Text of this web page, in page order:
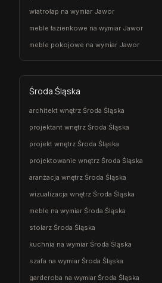
wiatrołap na wymiar Jawor
meble łazienkowe na wymiar Jawor
meble pokojowe na wymiar Jawor
Środa Śląska
architekt wnętrz Środa Śląska
projektant wnętrz Środa Śląska
projekt wnętrz Środa Śląska
projektowanie wnętrz Środa Śląska
aranżacja wnętrz Środa Śląska
wizualizacja wnętrz Środa Śląska
meble na wymiar Środa Śląska
stolarz Środa Śląska
kuchnia na wymiar Środa Śląska
szafa na wymiar Środa Śląska
garderoba na wymiar Środa Śląska